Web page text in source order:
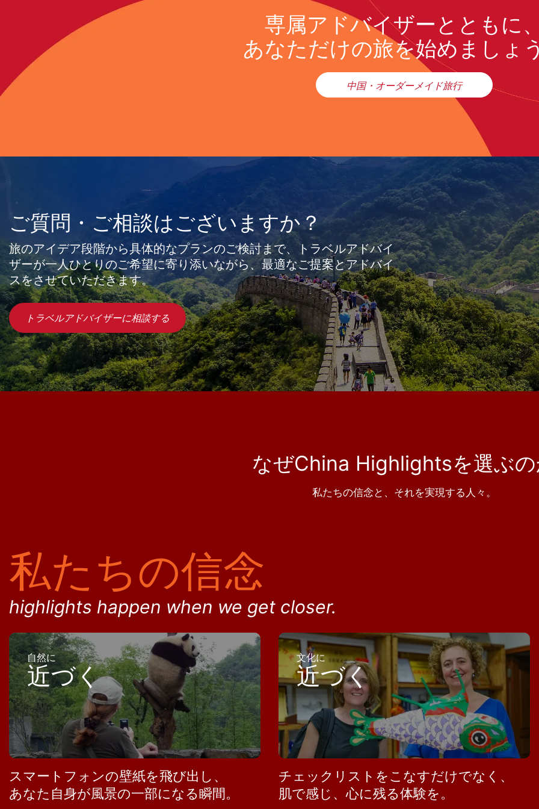
専属アドバイザーとともに
あなただけの旅を始めましょ
中国・オーダーメイド旅行
ご質問・ご相談はございますか？
旅のアイデア段階から具体的なプランのご検討まで、トラベルアドバイ
ザーが一人ひとりのご希望に寄り添いながら、最適なご提案とアドバイ
スをさせていただきます。
トラベルアドバイザーに相談する
なぜChina Highlightsを選ぶ
私たちの信念と、それを実現する人々。
私たちの信念
highlights happen when we get closer.
自然に
近づく
スマートフォンの壁紙を飛び出し、
あなた自身が風景の一部になる瞬間。
文化に
近づく
チェックリストをこなすだけでなく、
肌で感じ、心に残る体験を。